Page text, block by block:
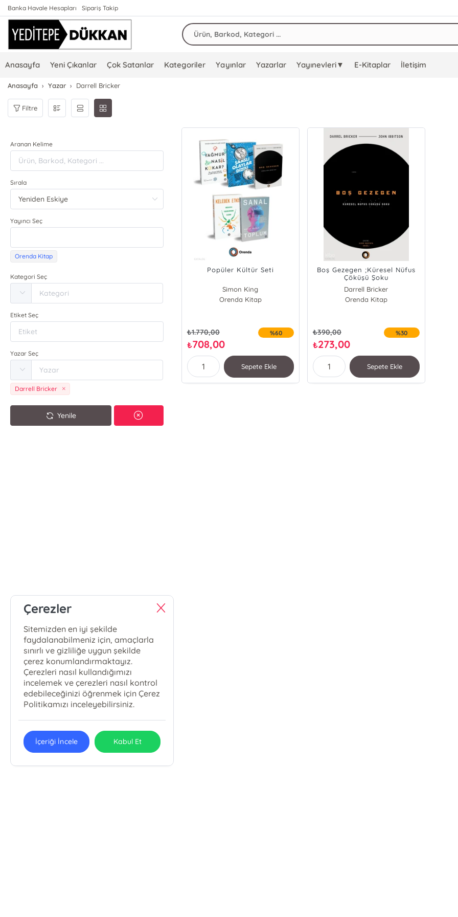
Banka Havale Hesapları Sipariş Takip
Anasayfa Yeni Çıkanlar Çok Satanlar Kategoriler Yayınlar Yazarlar Yayınevleri▼ E-Kitaplar İletişim
Anasayfa Yazar Darrell Bricker
Filtre
Aranan Kelime
Sırala
Yayıncı Seç
Orenda Kitap
Kategori Seç
Etiket Seç
Yazar Seç
Darrell Bricker
Yenile
Popüler Kültür Seti
Simon King
Clare Nasir
John Ibbitson
Edward D. Melillo
Herman Narula
Orenda Kitap
₺1.770,00
₺708,00
%60
Sepete Ekle
Boş Gezegen ;Küresel Nüfus
Çöküşü Şoku
Darrell Bricker
John Ibbitson
Orenda Kitap
₺390,00
₺273,00
%30
Sepete Ekle
Çerezler
Sitemizden en iyi şekilde
faydalanabilmeniz için, amaçlarla
sınırlı ve gizliliğe uygun şekilde
çerez konumlandırmaktayız.
Çerezleri nasıl kullandığımızı
incelemek ve çerezleri nasıl kontrol
edebileceğinizi öğrenmek için Çerez
Politikamızı inceleyebilirsiniz.
İçeriği İncele Kabul Et